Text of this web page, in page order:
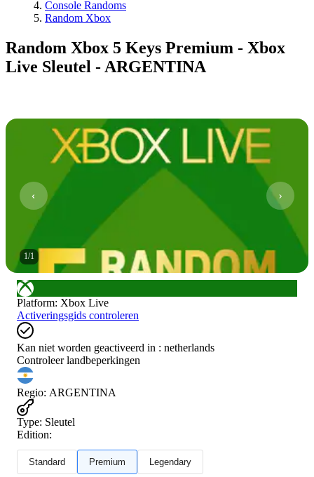
Console Randoms
Random Xbox
Random Xbox 5 Keys Premium - Xbox
Live Sleutel - ARGENTINA
1/1
Platform: Xbox Live
Activeringsgids controleren
Kan niet worden geactiveerd in : netherlands
Controleer landbeperkingen
Regio: ARGENTINA
Type: Sleutel
Edition:
Standard Premium Legendary